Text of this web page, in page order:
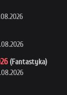
(Fantastyka)